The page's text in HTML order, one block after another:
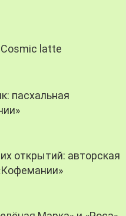
latte
пасхальная
открытий: авторская